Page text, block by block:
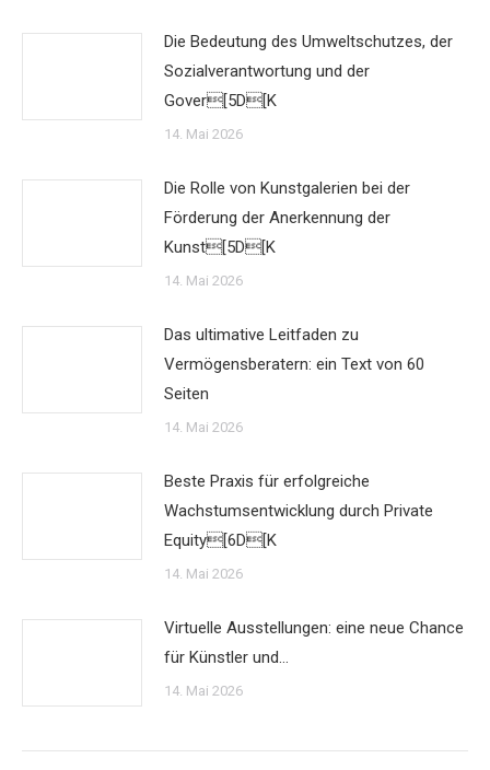
Die Bedeutung des Umweltschutzes, der
Sozialverantwortung und der
Gover[5D[K
14. Mai 2026
Die Rolle von Kunstgalerien bei der
Förderung der Anerkennung der
Kunst[5D[K
14. Mai 2026
Das ultimative Leitfaden zu
Vermögensberatern: ein Text von 60
Seiten
14. Mai 2026
Beste Praxis für erfolgreiche
Wachstumsentwicklung durch Private
Equity[6D[K
14. Mai 2026
Virtuelle Ausstellungen: eine neue Chance
für Künstler und…
14. Mai 2026